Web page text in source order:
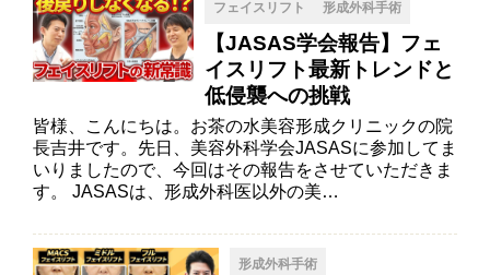
フェイスリフト 形成外科手術
【JASAS学会報告】フェ
イスリフト最新トレンドと
低侵襲への挑戦
皆様、こんにちは。お茶の水美容形成クリニックの院
長吉井です。先日、美容外科学会JASASに参加してま
いりましたので、今回はその報告をさせていただきま
す。 JASASは、形成外科医以外の美…
形成外科手術